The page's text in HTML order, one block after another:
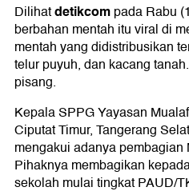
Dilihatdetikcompada Rabu
berbahan mentah itu viral di
mentah yang didistribusikan
telur puyuh, dan kacang
pisang.
Kepala SPPG Yayasan
Ciputat Timur, Tangerang
mengakui adanya pembagian
Pihaknya membagikan
sekolah mulai tingkat PAUD/